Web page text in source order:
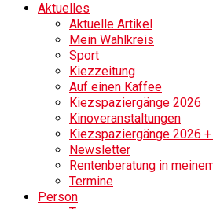
Aktuelles
Aktuelle Artikel
Mein Wahlkreis
Sport
Kiezzeitung
Auf einen Kaffee
Kiezspaziergänge 2026
Kinoveranstaltungen
Kiezspaziergänge 2026
Newsletter
Rentenberatung in
Termine
Person